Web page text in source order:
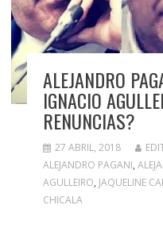
ALEJANDRO
IGNACIO
RENUNCIAS?
27 ABRIL, 2018
ALEJANDRO PAGANI,
AGULLEIRO, JAQUELINE
CHICALA